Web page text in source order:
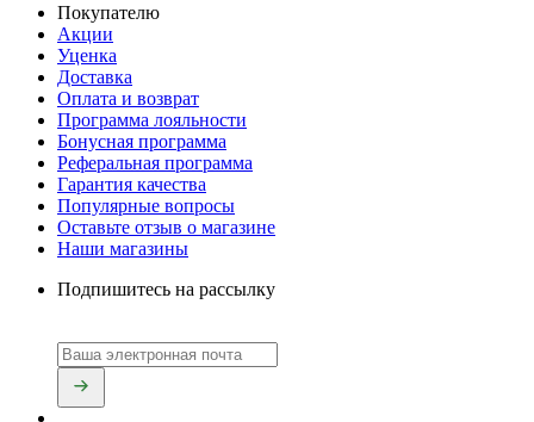
Покупателю
Акции
Уценка
Доставка
Оплата и возврат
Программа лояльности
Бонусная программа
Реферальная программа
Гарантия качества
Популярные вопросы
Оставьте отзыв о магазине
Наши магазины
Подпишитесь на рассылку